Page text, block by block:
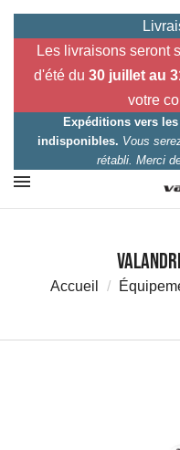
Les livraisons seront
d'été du 30 juillet au
votre
Expéditions vers
indisponibles. Vous
rétabli. Merci
Accueil